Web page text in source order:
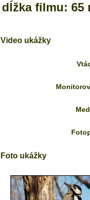
dĺžka filmu: 65
Video ukážky
Foto ukážky